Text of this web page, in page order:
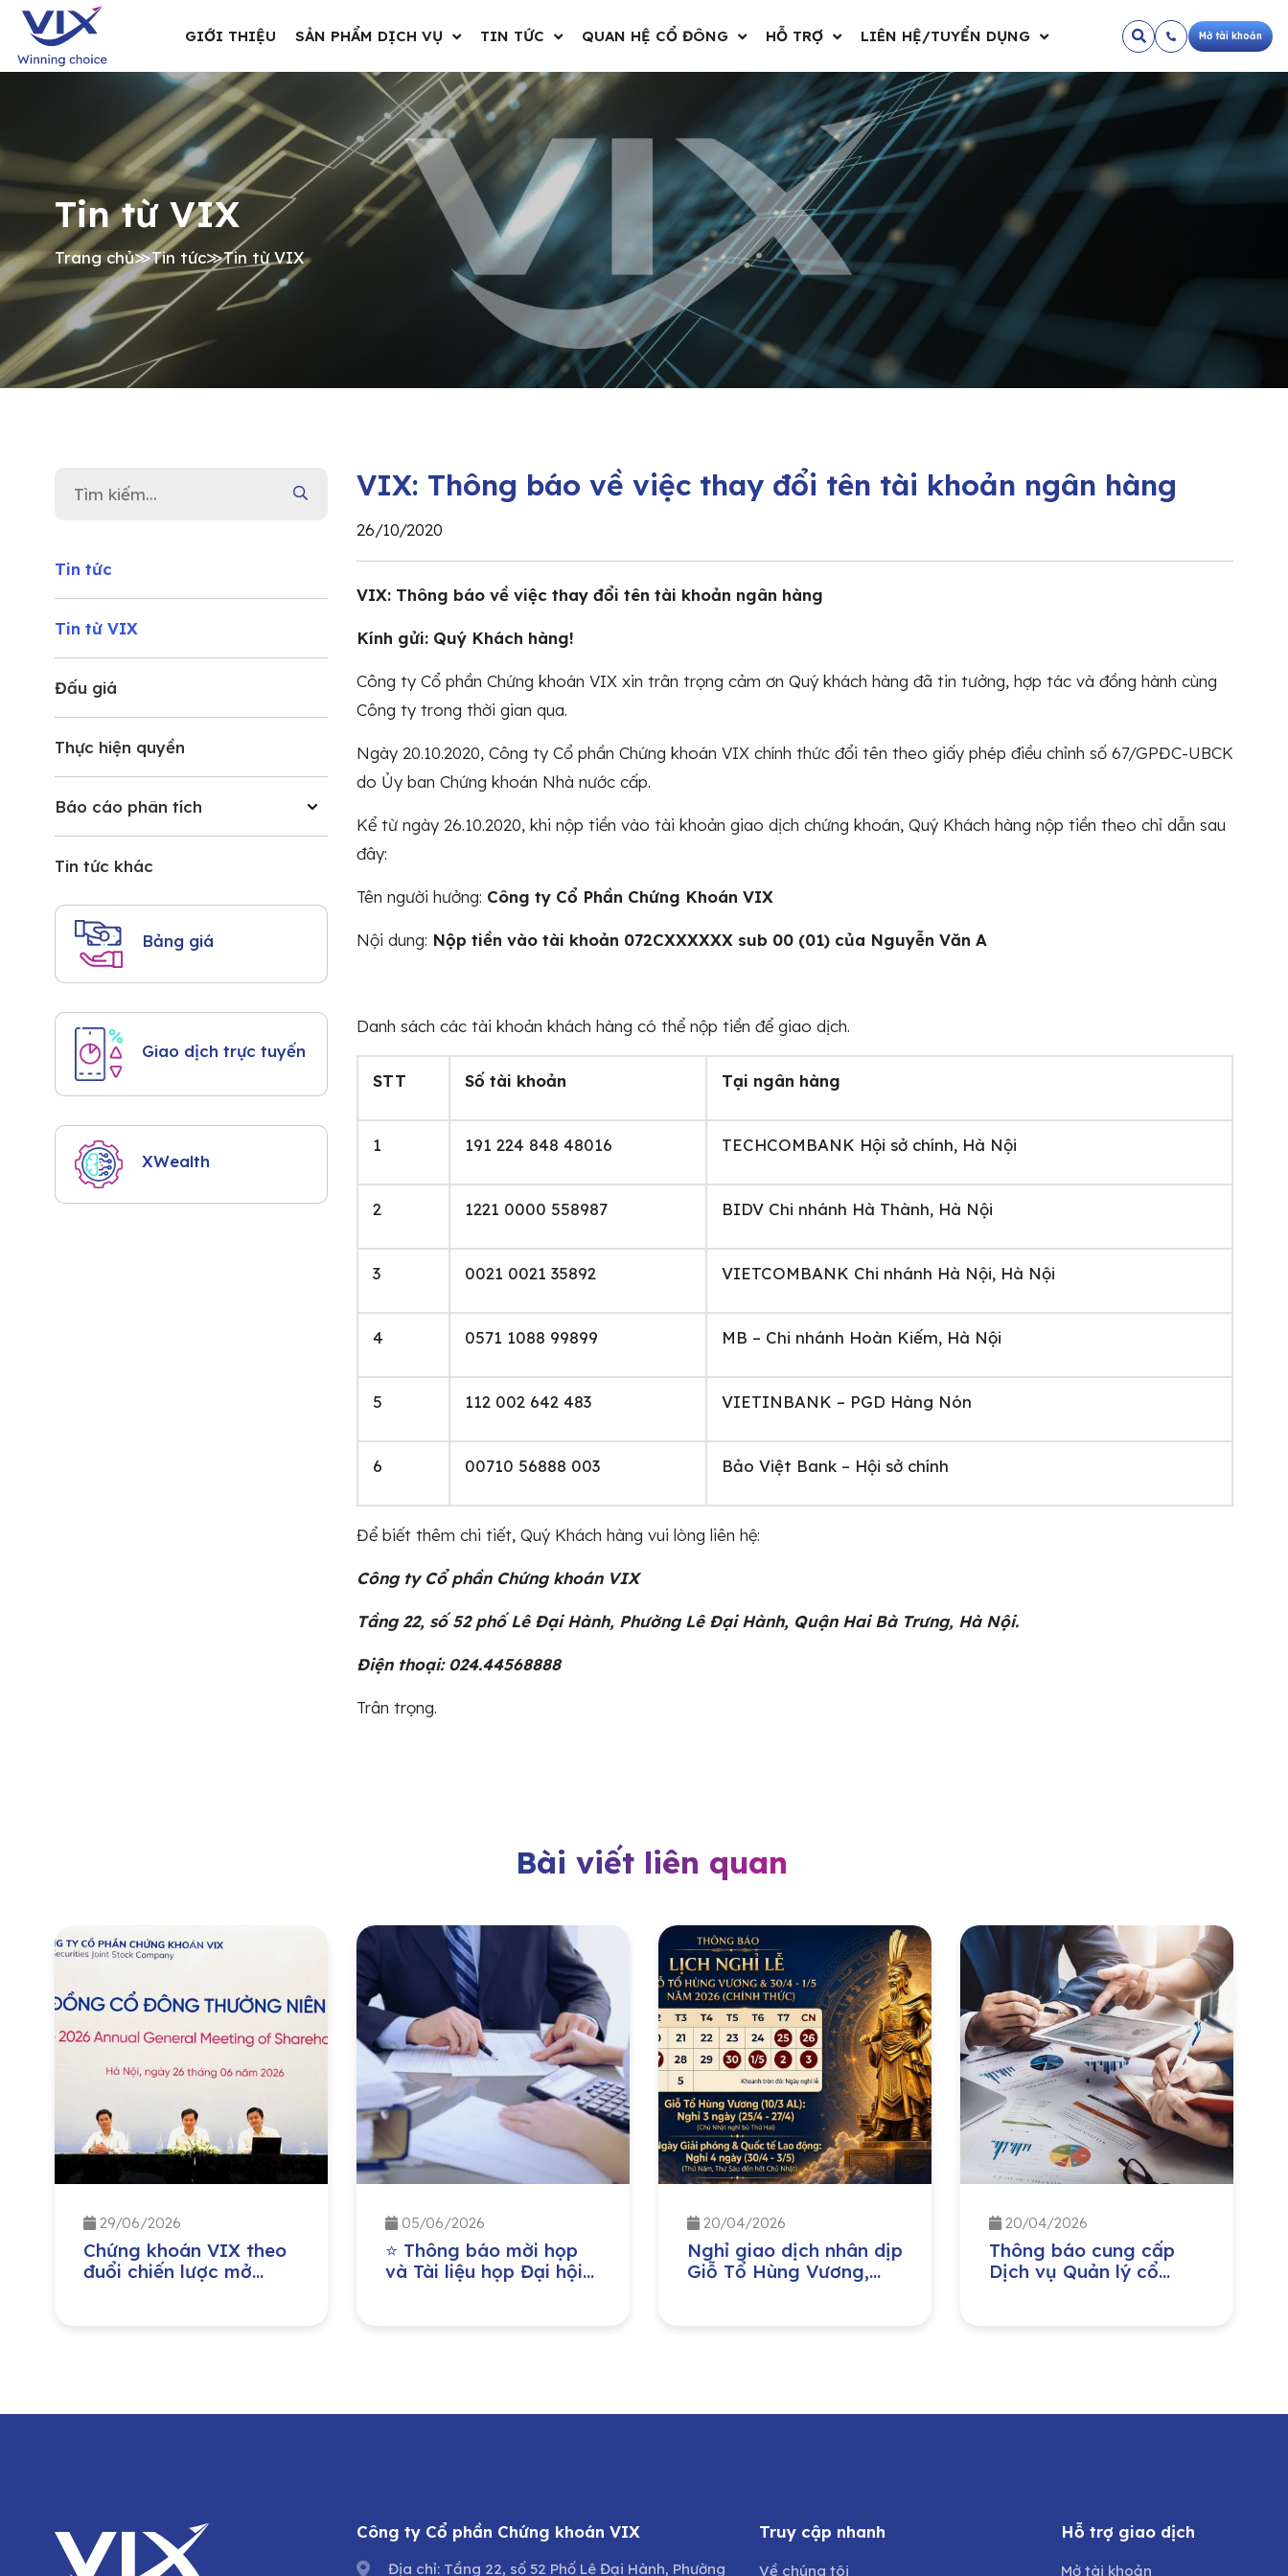
GIỚI THIỆU SẢN PHẨM DỊCH VỤ TIN TỨC QUAN HỆ CỔ ĐÔNG HỖ TRỢ LIÊN HỆ/TUYỂN DỤNG Mở tài khoản
Tin từ VIX
Trang chủ≫Tin tức≫Tin từ VIX
Tin tức
Tin từ VIX
Đấu giá
Thực hiện quyền
Báo cáo phân tích
Tin tức khác
Bảng giá
Giao dịch trực tuyến
XWealth
VIX: Thông báo về việc thay đổi tên tài khoản ngân hàng
26/10/2020
VIX: Thông báo về việc thay đổi tên tài khoản ngân hàng
Kính gửi: Quý Khách hàng!
Công ty Cổ phần Chứng khoán VIX xin trân trọng cảm ơn Quý khách hàng đã tin tưởng, hợp tác và đồng hành cùng
Công ty trong thời gian qua.
Ngày 20.10.2020, Công ty Cổ phần Chứng khoán VIX chính thức đổi tên theo giấy phép điều chỉnh số 67/GPĐC-UBCK
do Ủy ban Chứng khoán Nhà nước cấp.
Kể từ ngày 26.10.2020, khi nộp tiền vào tài khoản giao dịch chứng khoán, Quý Khách hàng nộp tiền theo chỉ dẫn sau
đây:
Tên người hưởng: Công ty Cổ Phần Chứng Khoán VIX
Nội dung: Nộp tiền vào tài khoản 072CXXXXXX sub 00 (01) của Nguyễn Văn A
Danh sách các tài khoản khách hàng có thể nộp tiền để giao dịch.
STT Số tài khoản Tại ngân hàng
1 191 224 848 48016 TECHCOMBANK Hội sở chính, Hà Nội
2 1221 0000 558987 BIDV Chi nhánh Hà Thành, Hà Nội
3 0021 0021 35892 VIETCOMBANK Chi nhánh Hà Nội, Hà Nội
4 0571 1088 99899 MB – Chi nhánh Hoàn Kiếm, Hà Nội
5 112 002 642 483 VIETINBANK – PGD Hàng Nón
6 00710 56888 003 Bảo Việt Bank – Hội sở chính
Để biết thêm chi tiết, Quý Khách hàng vui lòng liên hệ:
Công ty Cổ phần Chứng khoán VIX
Tầng 22, số 52 phố Lê Đại Hành, Phường Lê Đại Hành, Quận Hai Bà Trưng, Hà Nội.
Điện thoại: 024.44568888
Trân trọng.
Bài viết liên quan
29/06/2026
Chứng khoán VIX theo
đuổi chiến lược mở
05/06/2026
⭐ Thông báo mời họp
và Tài liệu họp Đại hội
20/04/2026
Nghỉ giao dịch nhân dịp
Giỗ Tổ Hùng Vương,
20/04/2026
Thông báo cung cấp
Dịch vụ Quản lý cổ
Công ty Cổ phần Chứng khoán VIX
Địa chỉ: Tầng 22, số 52 Phố Lê Đại Hành, Phường
Truy cập nhanh
Về chúng tôi
Hỗ trợ giao dịch
Mở tài khoản